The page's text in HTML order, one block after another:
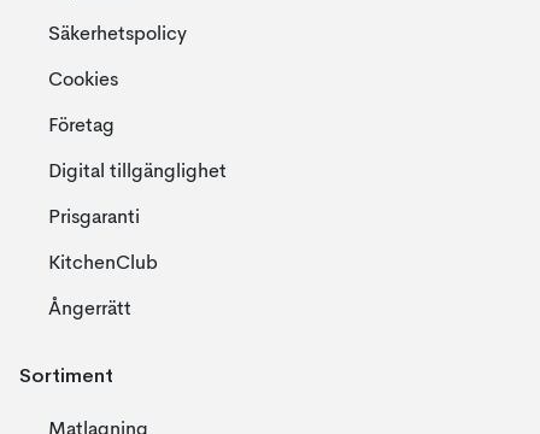
Säkerhetspolicy
Cookies
Företag
Digital tillgänglighet
Prisgaranti
KitchenClub
Ångerrätt
Sortiment